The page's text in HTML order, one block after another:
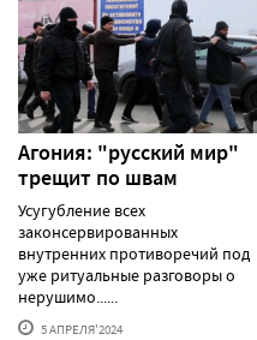
Агония: "русский мир"
трещит по швам
Усугубление всех
законсервированных
внутренних противоречий под
уже ритуальные разговоры о
нерушимо......
5 АПРЕЛЯ'2024